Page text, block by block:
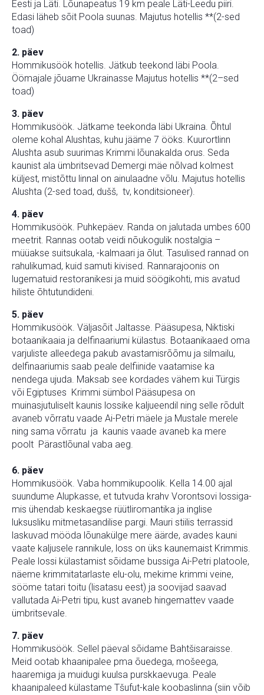
Eesti ja Läti. Lõunapeatus 19 km peale Läti-Leedu piiri.
Edasi läheb sõit Poola suunas. Majutus hotellis **(2-sed
toad)
2. päev
Hommikusöök hotellis. Jätkub teekond läbi Poola.
Öömajale jõuame Ukrainasse Majutus hotellis **(2–sed
toad)
3. päev
Hommikusöök. Jätkame teekonda läbi Ukraina. Õhtul
oleme kohal Alushtas, kuhu jääme 7 ööks. Kuurortlinn
Alushta asub suurimas Krimmi lõunakalda orus. Seda
kaunist ala ümbritsevad Demergi mäe nõlvad kolmest
küljest, mistõttu linnal on ainulaadne võlu. Majutus hotellis
Alushta (2-sed toad, dušš, tv, konditsioneer).
4. päev
Hommikusöök. Puhkepäev. Randa on jalutada umbes 600
meetrit. Rannas ootab veidi nõukogulik nostalgia –
müüakse suitsukala, -kalmaari ja õlut. Tasulised rannad on
rahulikumad, kuid samuti kivised. Rannarajoonis on
lugematuid restoranikesi ja muid söögikohti, mis avatud
hiliste õhtutundideni.
5. päev
Hommikusöök. Väljasõit Jaltasse. Pääsupesa, Niktiski
botaanikaaia ja delfinaariumi külastus. Botaanikaaed oma
varjuliste alleedega pakub avastamisrõõmu ja silmailu,
delfinaariumis saab peale delfiinide vaatamise ka
nendega ujuda. Maksab see kordades vähem kui Türgis
või Egiptuses Krimmi sümbol Pääsupesa on
muinasjutuliselt kaunis lossike kaljueendil ning selle rõdult
avaneb võrratu vaade Ai-Petri mäele ja Mustale merele
ning sama võrratu ja kaunis vaade avaneb ka mere
poolt Pärastlõunal vaba aeg.
6. päev
Hommikusöök. Vaba hommikupoolik. Kella 14.00 ajal
suundume Alupkasse, et tutvuda krahv Vorontsovi lossiga-
mis ühendab keskaegse rüütliromantika ja inglise
luksusliku mitmetasandilise pargi. Mauri stiilis terrassid
laskuvad mööda lõunakülge mere äärde, avades kauni
vaate kaljusele rannikule, loss on üks kaunemaist Krimmis.
Peale lossi külastamist sõidame bussiga Ai-Petri platoole,
näeme krimmitatarlaste elu-olu, mekime krimmi veine,
sööme tatari toitu (lisatasu eest) ja soovijad saavad
vallutada Ai-Petri tipu, kust avaneb hingemattev vaade
ümbritsevale.
7. päev
Hommikusöök. Sellel päeval sõidame Bahtšisaraisse.
Meid ootab khaanipalee pma õuedega, mošeega,
haaremiga ja muidugi kuulsa purskkaevuga. Peale
khaanipaleed külastame Tšufut-kale koobaslinna (siin võib